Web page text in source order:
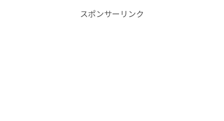
スポンサーリンク